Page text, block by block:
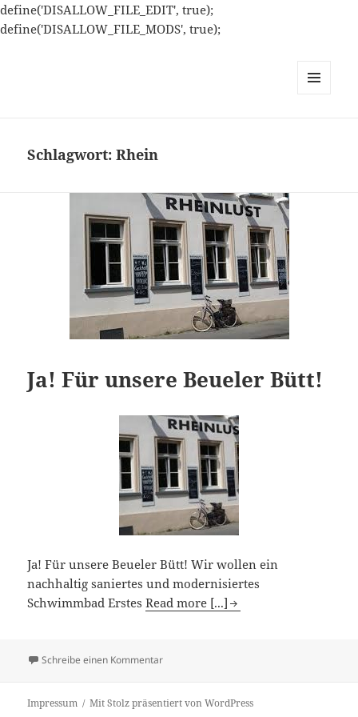
define('DISALLOW_FILE_EDIT', true);
define('DISALLOW_FILE_MODS', true);
Schlagwort:Rhein
Ja! Für unsere Beueler Bütt!
Ja! Für unsere Beueler Bütt! Wir wollen ein
nachhaltig saniertes und modernisiertes
Schwimmbad ErstesRead more [...]
Schreibe einen Kommentarzu Ja! Für unsere Beueler Bütt!
Impressum Mit Stolz präsentiert von WordPress